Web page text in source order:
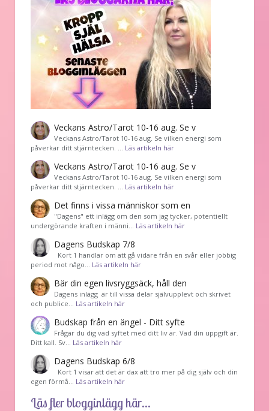
Veckans Astro/Tarot 10-16 aug. Se v
Veckans Astro/Tarot 10-16 aug. Se vilken energi som
påverkar ditt stjärntecken. … Läs artikeln här
Veckans Astro/Tarot 10-16 aug. Se v
Veckans Astro/Tarot 10-16 aug. Se vilken energi som
påverkar ditt stjärntecken. … Läs artikeln här
Det finns i vissa människor som en
"Dagens" ett inlägg om den som jag tycker, potentiellt
undergörande kraften i männi… Läs artikeln här
Dagens Budskap 7/8
Kort 1 handlar om att gå vidare från en svår eller jobbig
period mot någo… Läs artikeln här
Bär din egen livsryggsäck, håll den
Dagens inlägg är till vissa delar självupplevt och skrivet
och publice… Läs artikeln här
Budskap från en ängel - Ditt syfte
Frågar du dig vad syftet med ditt liv är. Vad din uppgift är.
Ditt kall. Sv… Läs artikeln här
Dagens Budskap 6/8
Kort 1 visar att det är dax att tro mer på dig själv och din
egen förmå… Läs artikeln här
Läs fler blogginlägg här...